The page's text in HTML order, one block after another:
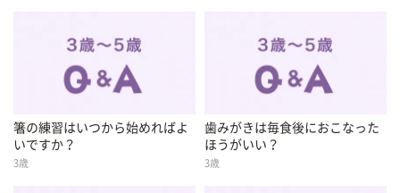
箸の練習はいつから始めればよ
いですか？
3歳
歯みがきは毎食後におこなった
ほうがいい？
3歳